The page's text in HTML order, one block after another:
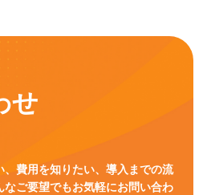
せ
費用を知りたい、導入までの流
なご要望でもお気軽にお問い合わ